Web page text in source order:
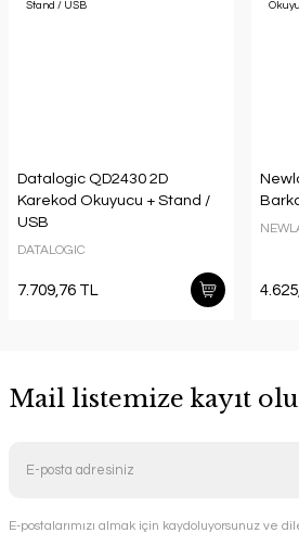
Datalogic QD2430 2D
Karekod Okuyucu + Stand /
USB
DATALOGIC
7.709,76 TL
Mail listemize kayıt
E-postalarımızı almak için kaydoluyorsunuz ve